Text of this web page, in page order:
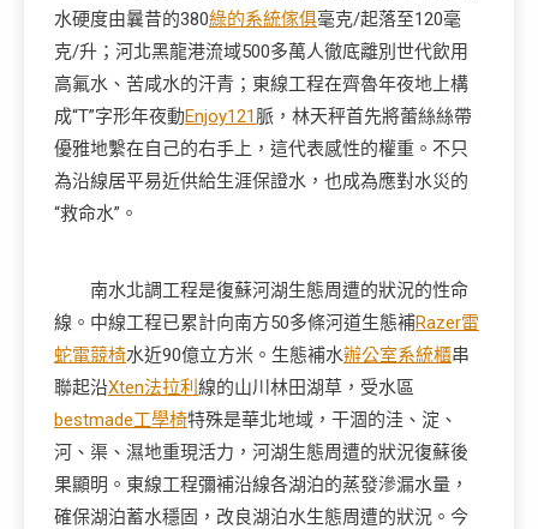
水硬度由曩昔的380綠的系統傢俱毫克/起落至120毫
克/升；河北黑龍港流域500多萬人徹底離別世代飲用
高氟水、苦咸水的汗青；東線工程在齊魯年夜地上構
成“T”字形年夜動Enjoy121脈，林天秤首先將蕾絲絲帶
優雅地繫在自己的右手上，這代表感性的權重。不只
為沿線居平易近供給生涯保證水，也成為應對水災的
“救命水”。
南水北調工程是復蘇河湖生態周遭的狀況的性命
線。中線工程已累計向南方50多條河道生態補Razer雷
蛇電競椅水近90億立方米。生態補水辦公室系統櫃串
聯起沿Xten法拉利 線的山川林田湖草，受水區
bestmade工學椅特殊是華北地域，干涸的洼、淀、
河、渠、濕地重現活力，河湖生態周遭的狀況復蘇後
果顯明。東線工程彌補沿線各湖泊的蒸發滲漏水量，
確保湖泊蓄水穩固，改良湖泊水生態周遭的狀況。今